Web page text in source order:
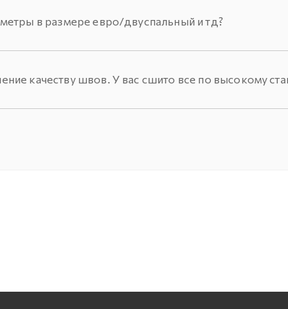
в размере евро/двуспальный и тд?
качеству швов. У вас сшито все по высокому